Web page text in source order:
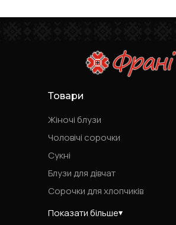
Товари
Жіночі блузи
Чоловічі сорочки
Сукні
Блузи для дівчат
Сорочки для хлопчиків
Показати більше